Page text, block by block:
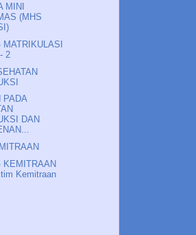
MINI
(MHS
2
PADA
DAN
KEMITRAAN
Kemitraan